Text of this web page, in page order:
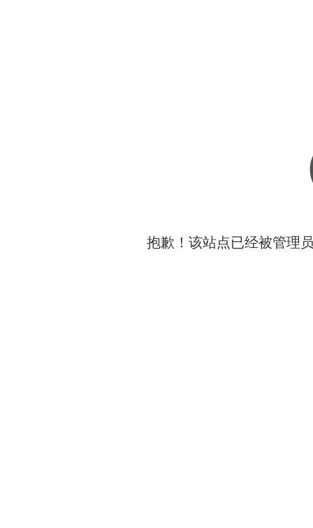
抱歉！该站点已经被管理